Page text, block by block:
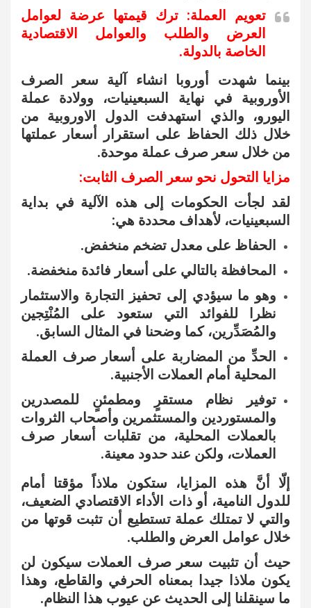
تعويم العملة: ترك قيمتها عرضة لعوامل
العرض والطلب والعوامل الاقتصادية
الخاصة بالدولة.
بينما شهدت أوروبا انشاء آلية سعر الصرف
الأوروبية في نهاية السبعينيات، وولادة عملة
اليورو، والذي استهدفت الدول الاوروبية من
خلال ذلك الحفاظ على استقرار أسعار عملتها
من خلال سعر صرف عملة موحدة.
مزايا التحول نحو سعر الصرف الثابت:
لقد لجأت الحكومات إلى هذه الآلية في بداية
السبعينيات، لأهداف محددة هي:
الحفاظ على معدل تضخم منخفض.
المحافظة بالتالي على أسعار فائدة منخفضة.
وهو ما سيؤدي إلى تحفيز التجارة والاستثمار
نظرا للفوائد التي ستعود على المُنْتِجين
والمُصَدِّرين، كما وضحنا في المثال السابق.
الحدِّ من المضاربة على أسعار صرف العملة
المحلية أمام العملات الأجنبية.
توفير نظام مستقرٍ ومطمئنٍ للمصدرين
والمستوردين والمستثمرين وأصحاب الثروات
بالعملات المحلية، من تقلبات أسعار صرف
العملات، ولكن عند حدود معينة.
إلّا أنَّ هذه المزايا، ستكون ملاذاً مؤقتا أمام
للدول النامية، أو ذات الأداء الاقتصادي الضعيف،
والتي لا تمتلك عملة تستطيع أن تثبت قوتها من
خلال عوامل العرض والطلب.
حيث أن تثبيت سعر صرف العملات سيكون لن
يكون ملاذا جيدا بمعناه الحرفي والقاطع، وهذا
ما سينقلنا إلى الحديث عن عيوب هذا النظام.